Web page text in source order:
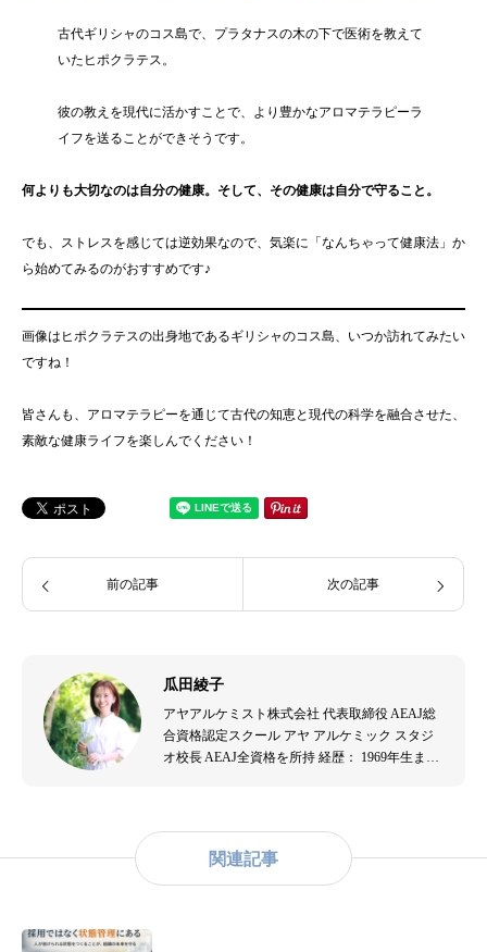
古代ギリシャのコス島で、プラタナスの木の下で医術を教えて
いたヒポクラテス。
彼の教えを現代に活かすことで、より豊かなアロマテラピーラ
イフを送ることができそうです。
何よりも大切なのは自分の健康。そして、その健康は自分で守ること。
でも、ストレスを感じては逆効果なので、気楽に「なんちゃって健康法」か
ら始めてみるのがおすすめです♪
画像はヒポクラテスの出身地であるギリシャのコス島、いつか訪れてみたい
ですね！
皆さんも、アロマテラピーを通じて古代の知恵と現代の科学を融合させた、
素敵な健康ライフを楽しんでください！
前の記事 次の記事
瓜田綾子
アヤアルケミスト株式会社 代表取締役 AEAJ総
合資格認定スクール アヤ アルケミック スタジ
オ校長 AEAJ全資格を所持 経歴： 1969年生ま
アルケミスト株式会社を設立。アロマテラピー
の普及と教育に尽力。主な資格： - （公社）日
本アロマ環境協会認定アロマセラピスト - （公
関連記事